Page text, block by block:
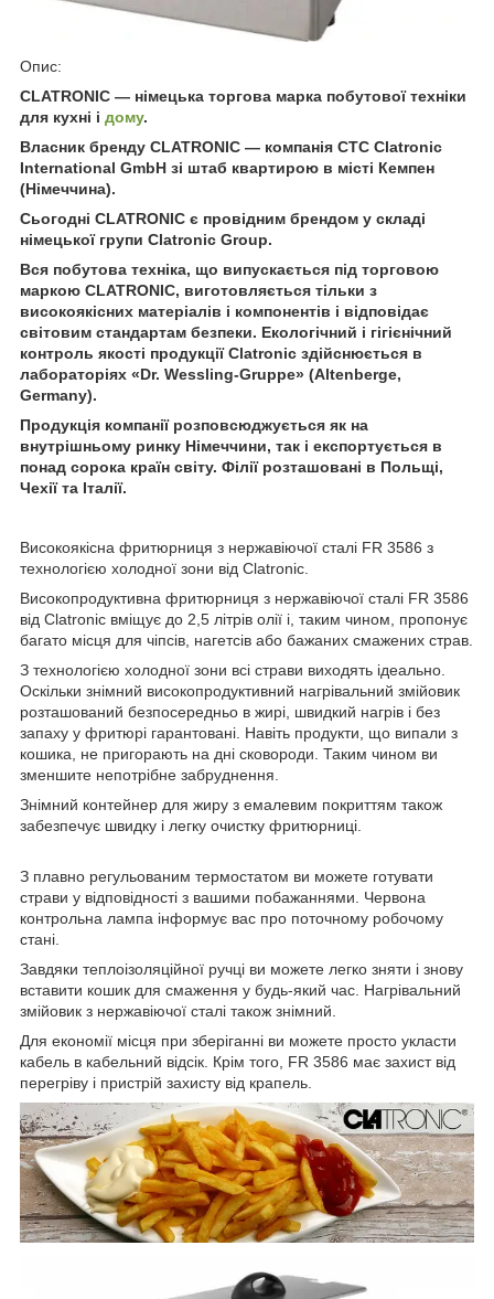
Опис:
CLATRONIC — німецька торгова марка побутової техніки
для кухні і дому.
Власник бренду CLATRONIC — компанія CTC Clatronic
International GmbH зі штаб квартирою в місті Кемпен
(Німеччина).
Сьогодні CLATRONIC є провідним брендом у складі
німецької групи Clatronic Group.
Вся побутова техніка, що випускається під торговою
маркою CLATRONIC, виготовляється тільки з
високоякісних матеріалів і компонентів і відповідає
світовим стандартам безпеки. Екологічний і гігієнічний
контроль якості продукції Clatronic здійснюється в
лабораторіях «Dr. Wessling-Gruppe» (Altenberge,
Germany).
Продукція компанії розповсюджується як на
внутрішньому ринку Німеччини, так і експортується в
понад сорока країн світу. Філії розташовані в Польщі,
Чехії та Італії.
Високоякісна фритюрниця з нержавіючої сталі FR 3586 з
технологією холодної зони від Clatronic.
Високопродуктивна фритюрниця з нержавіючої сталі FR 3586
від Clatronic вміщує до 2,5 літрів олії і, таким чином, пропонує
багато місця для чіпсів, нагетсів або бажаних смажених страв.
З технологією холодної зони всі страви виходять ідеально.
Оскільки знімний високопродуктивний нагрівальний змійовик
розташований безпосередньо в жирі, швидкий нагрів і без
запаху у фритюрі гарантовані. Навіть продукти, що випали з
кошика, не пригорають на дні сковороди. Таким чином ви
зменшите непотрібне забруднення.
Знімний контейнер для жиру з емалевим покриттям також
забезпечує швидку і легку очистку фритюрниці.
З плавно регульованим термостатом ви можете готувати
страви у відповідності з вашими побажаннями. Червона
контрольна лампа інформує вас про поточному робочому
стані.
Завдяки теплоізоляційної ручці ви можете легко зняти і знову
вставити кошик для смаження у будь-який час. Нагрівальний
змійовик з нержавіючої сталі також знімний.
Для економії місця при зберіганні ви можете просто укласти
кабель в кабельний відсік. Крім того, FR 3586 має захист від
перегріву і пристрій захисту від крапель.